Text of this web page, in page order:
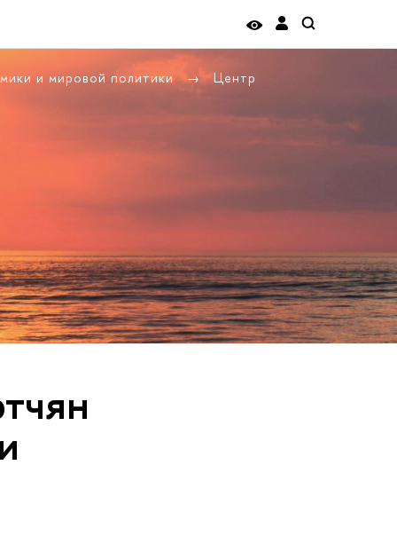
и мировой политики Центр